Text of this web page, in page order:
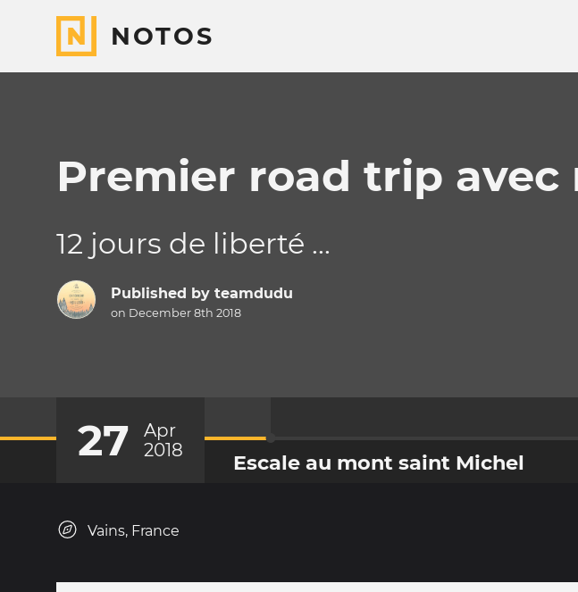
NOTOS
Premier road trip
12 jours de liberté ...
Published by teamdudu
on December 8th 2018
27
Apr
2018
Escale au mont saint Michel
Vains, France